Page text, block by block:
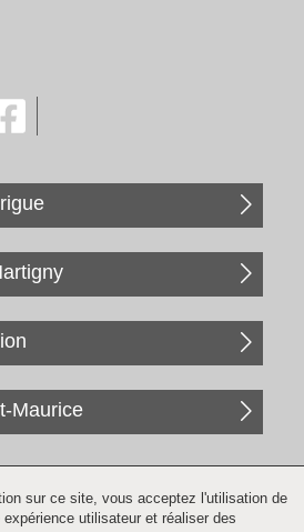
Maurice
sur ce site, vous acceptez l'utilisation de
utilisateur et réaliser des